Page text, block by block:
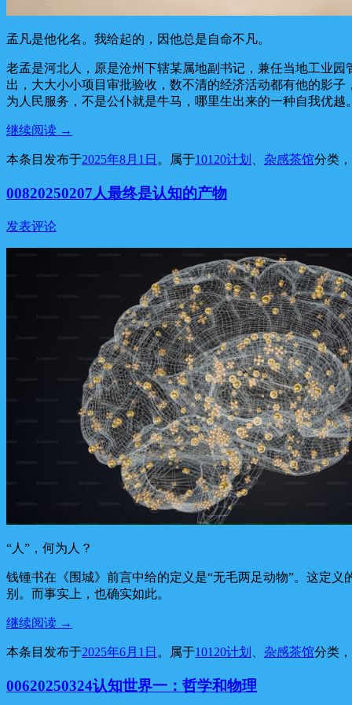
孟凡是他化名。我给起的，因他总是自命不凡。
老孟是河北人，原是沧州下辖某属地副书记，兼任当地工业
出，大大小小项目审批验收，数不清的经济活动都有他的影
为人民服务，不是公仆就是牛马，哪里生出来的一种自我优
继续阅读 →
本条目发布于2025年8月1日 。属于10120计划 、 杂感茶馆分类
00820250207人最终是认知的产物
发表评论
“人”，何为人？
钱锺书在《围城》前言中给的定义是“无毛两足动物”。这定
别。而事实上，也确实如此。
继续阅读 →
本条目发布于2025年6月1日 。属于10120计划 杂感茶馆分类
00620250324认知世界一：哲学和物理